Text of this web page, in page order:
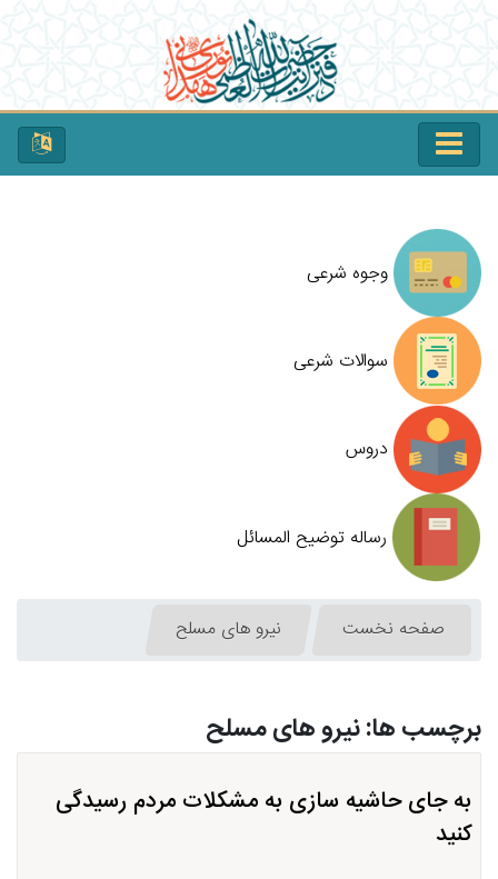
وجوه شرعی
سوالات شرعی
دروس
رساله توضیح المسائل
صفحه نخست نیرو های مسلح
برچسب ها: نیرو های مسلح
به جای حاشیه سازی به مشکلات مردم رسیدگی
کنید